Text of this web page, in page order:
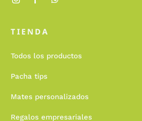
TIENDA
Todos los productos
Pacha tips
Mates personalizados
Regalos empresariales